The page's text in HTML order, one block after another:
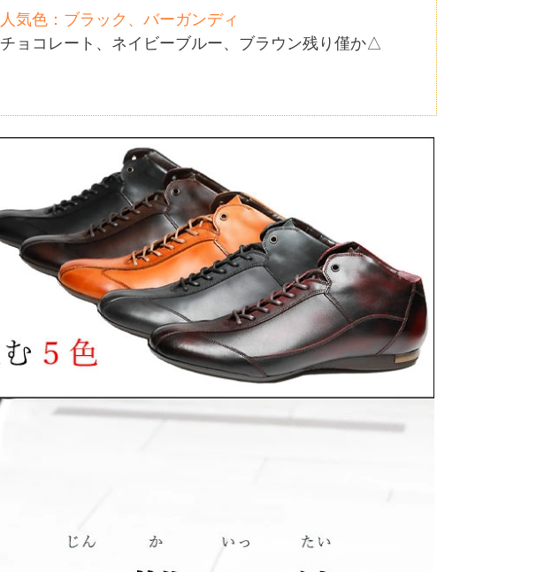
人気色：ブラック、バーガンディ
チョコレート、ネイビーブルー、ブラウン残り僅か△